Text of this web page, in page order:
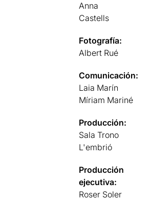
Anna
Castells
Fotografía:
Albert Rué
Comunicación:
Laia Marín
Míriam Mariné
Producción:
Sala Trono
L'embrió
Producción
ejecutiva:
Roser Soler